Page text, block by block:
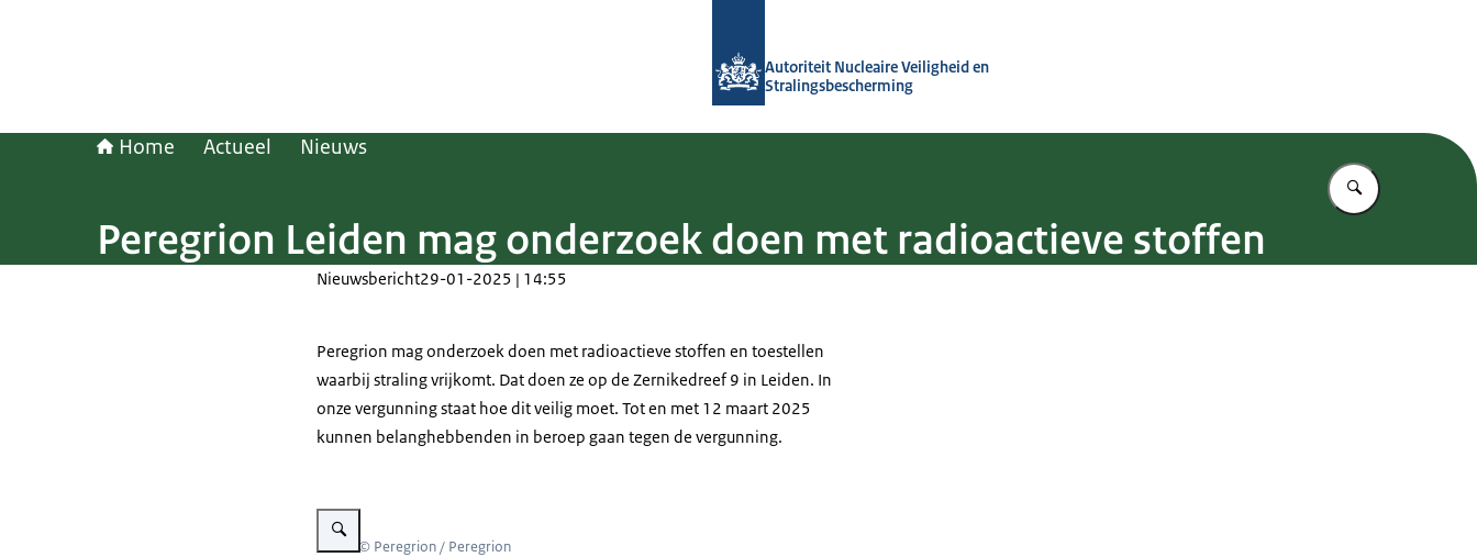
Autoriteit Nucleaire Veiligheid en
Stralingsbescherming
Home Actueel Nieuws
Vul in wat u
Peregrion Leiden mag onderzoek doen met radioactieve stoffen
Nieuwsbericht29-01-2025 | 14:55
Peregrion mag onderzoek doen met radioactieve stoffen en toestellen
waarbij straling vrijkomt. Dat doen ze op de Zernikedreef 9 in Leiden. In
onze vergunning staat hoe dit veilig moet. Tot en met 12 maart 2025
kunnen belanghebbenden in beroep gaan tegen de vergunning.
Vergroot afbeelding toestel om radioactief koolstof te meten
Beeld: © Peregrion / Peregrion